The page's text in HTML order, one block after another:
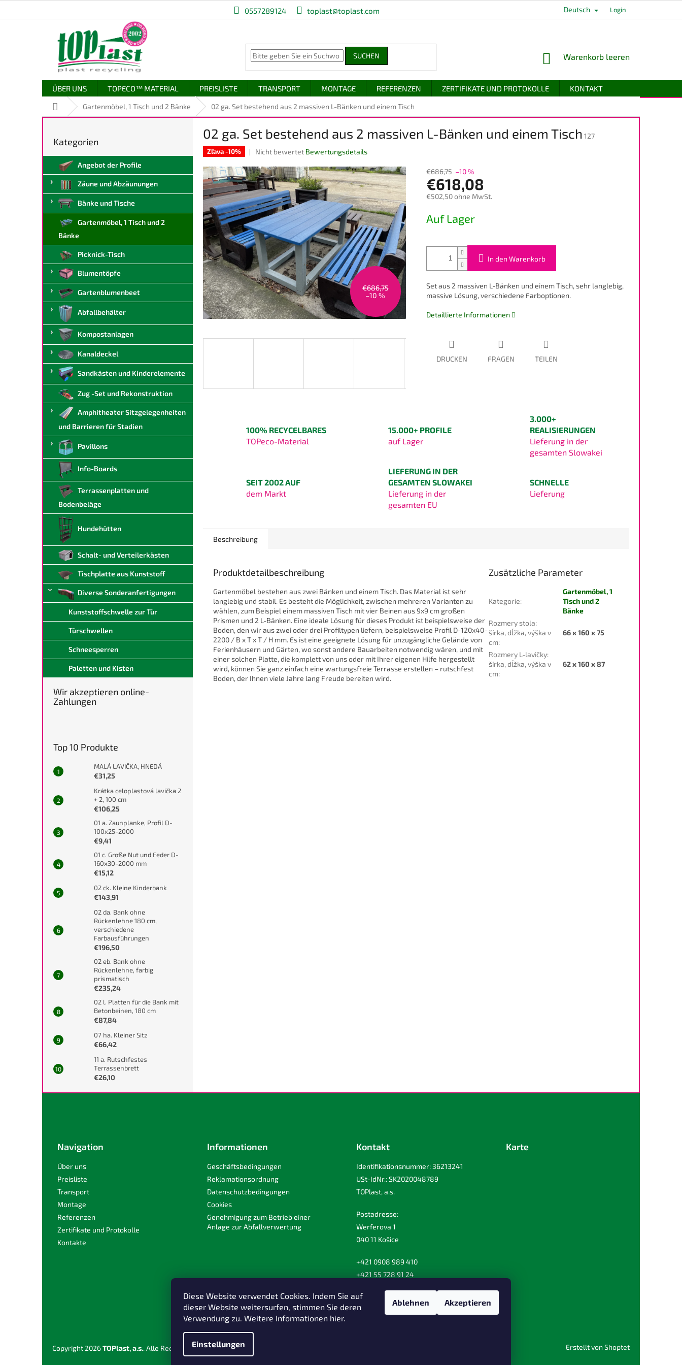
Diese Website verwendet Cookies. Indem Sie auf
dieser Website weitersurfen, stimmen Sie deren
Verwendung zu. Weitere Informationen hier.
Einstellungen
Ablehnen Akzeptieren
0557289124 toplast@toplast.com Deutsch Login
SUCHEN WARENKORB
Warenkorb leeren
ÜBER UNS TOPECO™ MATERIAL PREISLISTE TRANSPORT MONTAGE REFERENZEN ZERTIFIKATE UND PROTOKOLLE KONTAKT
StartseiteGartenmöbel, 1 Tisch und 2 Bänke 02 ga. Set bestehend aus 2 massiven L-Bänken und einem Tisch
t
n
i
e
Kategorien
Kategorien
Angebot der Profile
Zäune und Abzäunungen
Bänke und Tische
Gartenmöbel, 1 Tisch und 2
Bänke
Picknick-Tisch
Blumentöpfe
Gartenblumenbeet
Abfallbehälter
Kompostanlagen
Kanaldeckel
Sandkästen und Kinderelemente
Zug -Set und Rekonstruktion
Amphitheater Sitzgelegenheiten
und Barrieren für Stadien
Pavillons
Info-Boards
Terrassenplatten und
Bodenbeläge
Hundehütten
Schalt- und Verteilerkästen
Tischplatte aus Kunststoff
Diverse Sonderanfertigungen
Kunststoffschwelle zur Tür
Türschwellen
Schneesperren
Paletten und Kisten
Wir akzeptieren online-
Zahlungen
Top 10 Produkte
MALÁ LAVIČKA, HNEDÁ
€31,25
Krátka celoplastová lavička 2
+ 2, 100 cm
€106,25
01 a. Zaunplanke, Profil D-
100x25-2000
€9,41
01 c. Große Nut und Feder D-
160x30-2000 mm
€15,12
02 ck. Kleine Kinderbank
€143,91
02 da. Bank ohne
Rückenlehne 180 cm,
verschiedene
Farbausführungen
€196,50
02 eb. Bank ohne
Rückenlehne, farbig
prismatisch
€235,24
02 l. Platten für die Bank mit
Betonbeinen, 180 cm
€87,84
07 ha. Kleiner Sitz
€66,42
11 a. Rutschfestes
Terrassenbrett
€26,10
02 ga. Set bestehend aus 2 massiven L-Bänken und einem Tisch 127
Zľava -10%
Die
Produktbewertung
ist
0,0
von
5
Sternen.
Nicht bewertet Bewertungsdetails
€686,75
–10 %
€686,75 –10 %
€618,08
€502,50 ohne MwSt.
Auf Lager
In den Warenkorb
Set aus 2 massiven L-Bänken und einem Tisch, sehr langlebig,
massive Lösung, verschiedene Farboptionen.
Detaillierte Informationen
DRUCKEN FRAGEN TEILEN
100% RECYCELBARES
TOPeco-Material
15.000+ PROFILE
auf Lager
3.000+
REALISIERUNGEN
Lieferung in der
gesamten Slowakei
SEIT 2002 AUF
dem Markt
LIEFERUNG IN DER
GESAMTEN SLOWAKEI
Lieferung in der
gesamten EU
SCHNELLE
Lieferung
Beschreibung
Produktdetailbeschreibung
Gartenmöbel bestehen aus zwei Bänken und einem Tisch. Das Material ist sehr
langlebig und stabil. Es besteht die Möglichkeit, zwischen mehreren Varianten zu
wählen, zum Beispiel einem massiven Tisch mit vier Beinen aus 9x9 cm großen
Prismen und 2 L-Bänken. Eine ideale Lösung für dieses Produkt ist beispielsweise der
Boden, den wir aus zwei oder drei Profiltypen liefern, beispielsweise Profil D-120x40-
2200 / B x T x T / H mm. Es ist eine geeignete Lösung für unzugängliche Gelände von
Ferienhäusern und Gärten, wo sonst andere Bauarbeiten notwendig wären, und mit
einer solchen Platte, die komplett von uns oder mit Ihrer eigenen Hilfe hergestellt
wird, können Sie ganz einfach eine wartungsfreie Terrasse erstellen – rutschfest
Boden, der Ihnen viele Jahre lang Freude bereiten wird.
Zusätzliche Parameter
Kategorie:
Gartenmöbel, 1
Tisch und 2
Bänke
Rozmery stola:
šírka, dĺžka, výška v
cm:
66 x 160 x 75
Rozmery L-lavičky:
šírka, dĺžka, výška v
cm:
62 x 160 x 87
Navigation
Über uns
Preisliste
Transport
Montage
Referenzen
Zertifikate und Protokolle
Kontakte
Informationen
Geschäftsbedingungen
Reklamationsordnung
Datenschutzbedingungen
Cookies
Genehmigung zum Betrieb einer
Anlage zur Abfallverwertung
Kontakt
Identifikationsnummer: 36213241
USt-IdNr.: SK2020048789
TOPlast, a.s.
Postadresse:
Werferova 1
040 11 Košice
+421 0908 989 410
+421 55 728 91 24
Karte
Erstellt von Shoptet
Copyright 2026TOPlast, a.s.. Alle Rechte vorbehalten.